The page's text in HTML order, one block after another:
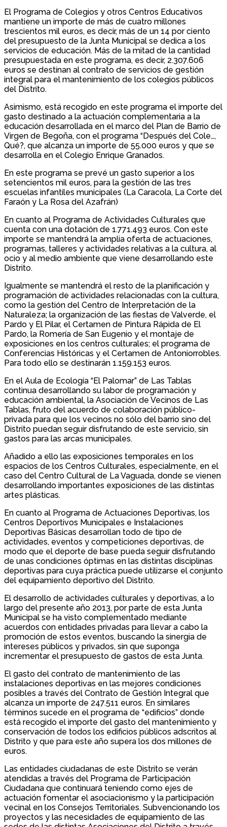
El Programa de Colegios y otros Centros Educativos
mantiene un importe de más de cuatro millones
trescientos mil euros, es decir, más de un 14 por ciento
del presupuesto de la Junta Municipal se dedica a los
servicios de educación. Más de la mitad de la cantidad
presupuestada en este programa, es decir, 2.307.606
euros se destinan al contrato de servicios de gestión
integral para el mantenimiento de los colegios públicos
del Distrito.
Asimismo, está recogido en este programa el importe del
gasto destinado a la actuación complementaria a la
educación desarrollada en el marco del Plan de Barrio de
Virgen de Begoña, con el programa “Después del Cole…,
Qué?, que alcanza un importe de 55.000 euros y que se
desarrolla en el Colegio Enrique Granados.
En este programa se prevé un gasto superior a los
setencientos mil euros, para la gestión de las tres
escuelas infantiles municipales (La Caracola, La Corte del
Faraón y La Rosa del Azafrán)
En cuanto al Programa de Actividades Culturales que
cuenta con una dotación de 1.771.493 euros. Con este
importe se mantendrá la amplia oferta de actuaciones,
programas, talleres y actividades relativas a la cultura, al
ocio y al medio ambiente que viene desarrollando este
Distrito.
Igualmente se mantendrá el resto de la planificación y
programación de actividades relacionadas con la cultura,
como la gestión del Centro de Interpretación de la
Naturaleza; la organización de las fiestas de Valverde, el
Pardo y El Pilar, el Certamen de Pintura Rápida de El
Pardo, la Romería de San Eugenio y el montaje de
exposiciones en los centros culturales; el programa de
Conferencias Históricas y el Certamen de Antoniorrobles.
Para todo ello se destinarán 1.159.153 euros.
En el Aula de Ecología “El Palomar” de Las Tablas
continua desarrollando su labor de programación y
educación ambiental, la Asociación de Vecinos de Las
Tablas, fruto del acuerdo de colaboración público-
privada para que los vecinos no sólo del barrio sino del
Distrito puedan seguir disfrutando de este servicio, sin
gastos para las arcas municipales.
Añadido a ello las exposiciones temporales en los
espacios de los Centros Culturales, especialmente, en el
caso del Centro Cultural de La Vaguada, donde se vienen
desarrollando importantes exposiciones de las distintas
artes plásticas.
En cuanto al Programa de Actuaciones Deportivas, los
Centros Deportivos Municipales e Instalaciones
Deportivas Básicas desarrollan todo de tipo de
actividades, eventos y competiciones deportivas, de
modo que el deporte de base pueda seguir disfrutando
de unas condiciones óptimas en las distintas disciplinas
deportivas para cuya práctica puede utilizarse el conjunto
del equipamiento deportivo del Distrito.
El desarrollo de actividades culturales y deportivas, a lo
largo del presente año 2013, por parte de esta Junta
Municipal se ha visto complementado mediante
acuerdos con entidades privadas para llevar a cabo la
promoción de estos eventos, buscando la sinergia de
intereses públicos y privados, sin que suponga
incrementar el presupuesto de gastos de esta Junta.
El gasto del contrato de mantenimiento de las
instalaciones deportivas en las mejores condiciones
posibles a través del Contrato de Gestión Integral que
alcanza un importe de 247.511 euros. En similares
términos sucede en el programa de “edificios” donde
está recogido el importe del gasto del mantenimiento y
conservación de todos los edificios públicos adscritos al
Distrito y que para este año supera los dos millones de
euros.
Las entidades ciudadanas de este Distrito se verán
atendidas a través del Programa de Participación
Ciudadana que continuará teniendo como ejes de
actuación fomentar el asociacionismo y la participación
vecinal en los Consejos Territoriales. Subvencionando los
proyectos y las necesidades de equipamiento de las